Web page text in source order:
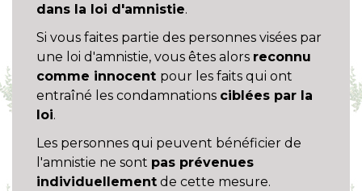
dans la loi d'amnistie.
Si vous faites partie des personnes visées par
une loi d'amnistie, vous êtes alors reconnu
comme innocent pour les faits qui ont
entraîné les condamnations ciblées par la
loi.
Les personnes qui peuvent bénéficier de
l'amnistie ne sont pas prévenues
individuellement de cette mesure.